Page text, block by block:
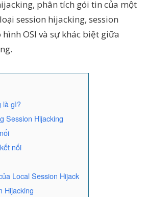
phân tích gói tin của một
session hijacking, session
OSI và sự khác biệt giữa
là gì?
Session Hijacking
nối
Local Session Hijack
Hijacking